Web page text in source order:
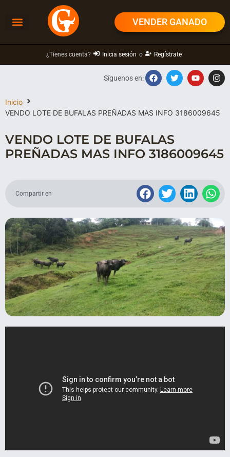
VENDER GANADO
¿Tienes cuenta? Inicia sesión o Regístrate
Inicio
VENDO LOTE DE BUFALAS PREÑADAS MAS INFO 3186009645
Síguenos en:
VENDO LOTE DE BUFALAS
PREÑADAS MAS INFO 3186009645
Compartir en